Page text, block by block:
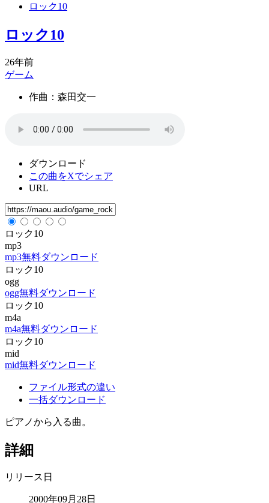
ロック10
ロック10
26年前
ゲーム
作曲：森田交一
ダウンロード
この曲をXでシェア
URL
ロック10
mp3
mp3無料ダウンロード
ロック10
ogg
ogg無料ダウンロード
ロック10
m4a
m4a無料ダウンロード
ロック10
mid
mid無料ダウンロード
ファイル形式の違い
一括ダウンロード
ピアノから入る曲。
詳細
リリース日
2000年09月28日